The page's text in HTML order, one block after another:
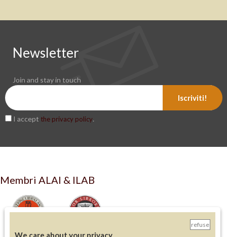
Newsletter
Join and stay in touch
Iscriviti!
I accept the privacy policy.
Membri ALAI & ILAB
refuse
We care about your privacy